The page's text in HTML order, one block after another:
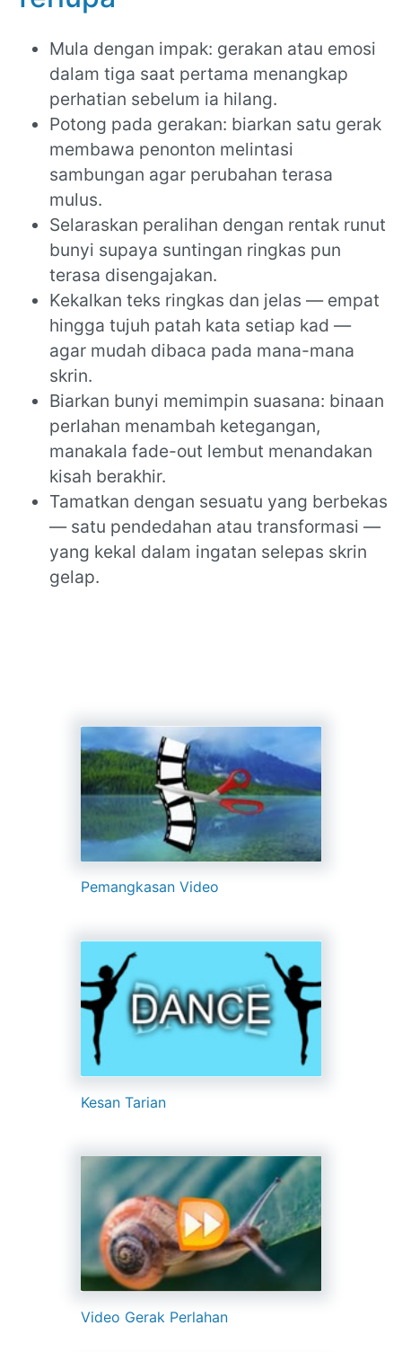
Mula dengan impak: gerakan atau emosi
dalam tiga saat pertama menangkap
perhatian sebelum ia hilang.
Potong pada gerakan: biarkan satu gerak
membawa penonton melintasi
sambungan agar perubahan terasa
mulus.
Selaraskan peralihan dengan rentak runut
bunyi supaya suntingan ringkas pun
terasa disengajakan.
Kekalkan teks ringkas dan jelas — empat
hingga tujuh patah kata setiap kad —
agar mudah dibaca pada mana-mana
skrin.
Biarkan bunyi memimpin suasana: binaan
perlahan menambah ketegangan,
manakala fade-out lembut menandakan
kisah berakhir.
Tamatkan dengan sesuatu yang berbekas
— satu pendedahan atau transformasi —
yang kekal dalam ingatan selepas skrin
gelap.
Pemangkasan Video
Kesan Tarian
Video Gerak Perlahan